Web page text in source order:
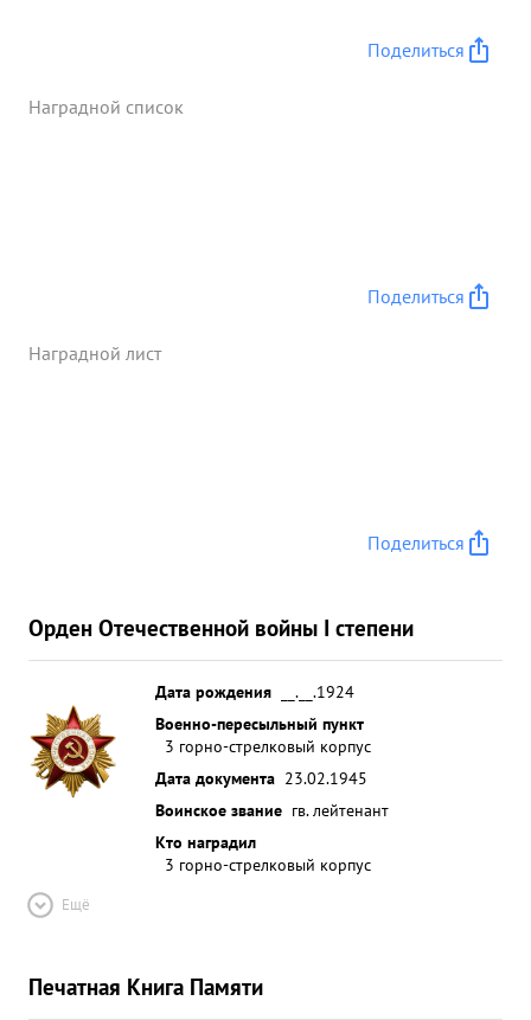
Поделиться
Наградной список
Поделиться
Наградной лист
Поделиться
Орден Отечественной войны I степени
Дата рождения
__.__.1924
Военно-пересыльный пункт
3 горно-стрелковый корпус
Дата документа 23.02.1945
Воинское звание гв. лейтенант
Кто наградил
3 горно-стрелковый корпус
Ещё
Печатная Книга Памяти